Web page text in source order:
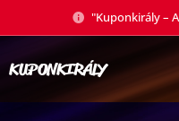
"Kuponkirály –
KUPONKIRÁLY